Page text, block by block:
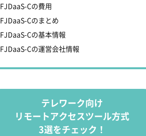
FJDaaS-Cの費用
FJDaaS-Cのまとめ
FJDaaS-Cの基本情報
FJDaaS-Cの運営会社情報
テレワーク向け
リモートアクセスツール方式
3選をチェック！